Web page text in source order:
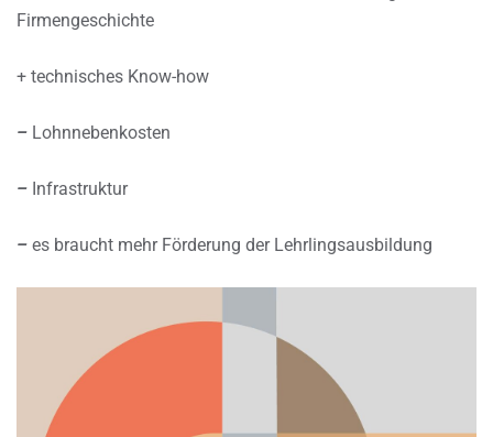
Firmengeschichte
+ technisches Know-how
– Lohnnebenkosten
– Infrastruktur
– es braucht mehr Förderung der Lehrlingsausbildung